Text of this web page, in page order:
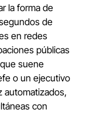
la forma de
de
en redes
públicas
suene
o un ejecutivo
automatizados,
con